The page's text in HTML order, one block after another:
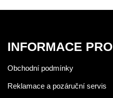
INFORMACE
Obchodní podmínky
Reklamace a pozáruční servis